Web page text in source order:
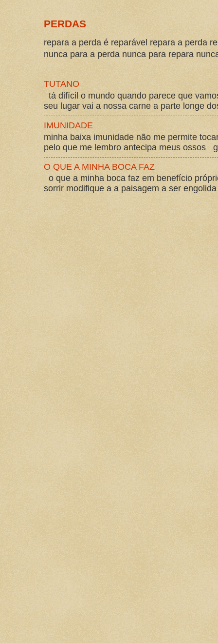
PERDAS
repara a perda é reparável repara a perda
nunca para a perda nunca para repara
TUTANO
tá difícil o mundo quando parece que
seu lugar vai a nossa carne a parte longe
IMUNIDADE
minha baixa imunidade não me permite
pelo que me lembro antecipa meus ossos
O QUE A MINHA BOCA FAZ
o que a minha boca faz em benefício
sorrir modifique a a paisagem a ser